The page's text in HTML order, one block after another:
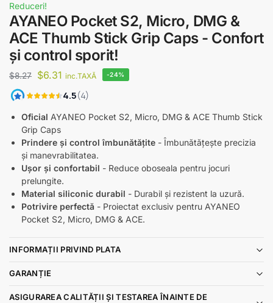
Reduceri!
AYANEO Pocket S2, Micro, DMG &
ACE Thumb Stick Grip Caps - Confort
și control sporit!
$8.27 $6.31 inc.TAXĂ -24%
Oficial AYANEO Pocket S2, Micro, DMG & ACE Thumb Stick
Grip Caps
Prindere și control îmbunătățite - Îmbunătățește precizia
și manevrabilitatea.
Ușor și confortabil - Reduce oboseala pentru jocuri
prelungite.
Material siliconic durabil - Durabil și rezistent la uzură.
Potrivire perfectă - Proiectat exclusiv pentru AYANEO
Pocket S2, Micro, DMG & ACE.
INFORMAȚII PRIVIND PLATA
GARANȚIE
ASIGURAREA CALITĂȚII ȘI TESTAREA ÎNAINTE DE